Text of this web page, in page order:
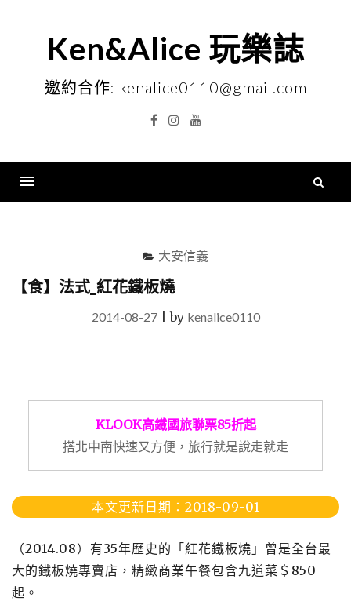
Ken&Alice 玩樂誌
邀約合作: kenalice0110@gmail.com
FacebookInstagramYouTube
大安信義
【食】法式_紅花鐵板燒
2014-08-27|by kenalice0110
KLOOK高鐵國旅聯票85折起
搭北中南快速又方便，旅行就是說走就走
本文更新日期：2018-09-01
（2014.08）有35年歷史的「紅花鐵板燒」曾是全台最
大的鐵板燒專賣店，精緻商業午餐包含九道菜＄ 850
起。